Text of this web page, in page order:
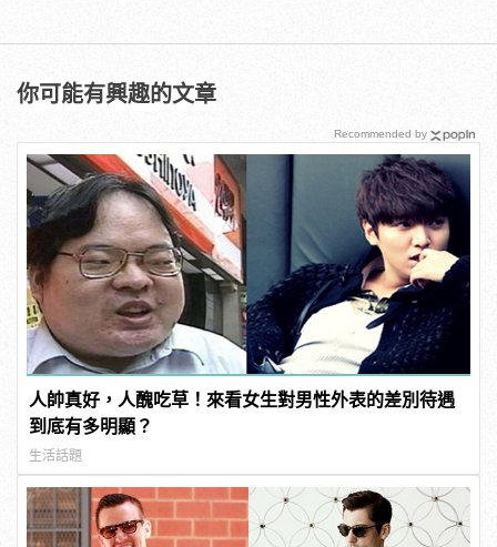
你可能有興趣的文章
人帥真好，人醜吃草！來看女生對男性外表的差別待遇
到底有多明顯？
生活話題
Recommended by